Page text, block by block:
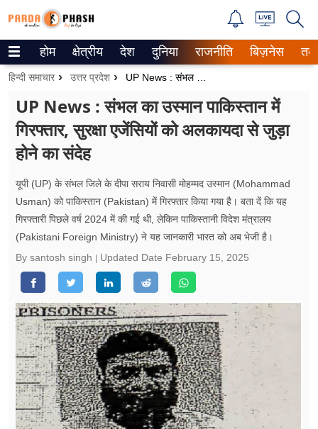
Trending on Google News
वेब स्टोरीज
उत्तर प्रदेश
गैलरी
वीडियो
रिलेशनशिप
जीवन मंत्रा
फूड
सेहत
ब्‍यूटी
जॉब्स
होम क्षेत्रीय देश दुनिया राजनीति बिज़नेस
हिन्दी समाचार उत्तर प्रदेश
UP News : संभल का उस्मान पाकिस्तान में
गिरफ्तार, सुरक्षा एजेंसियों को अलकायदा से जुड़ा
होने का संदेह
यूपी (UP) के संभल जिले के दीपा सराय निवासी मोहम्मद उस्मान (Mohammad
Usman) को पाकिस्तान (Pakistan) में गिरफ्तार किया गया है। बता दें कि यह
गिरफ्तारी पिछले वर्ष 2024 में की गई थी, लेकिन पाकिस्तानी विदेश मंत्रालय
(Pakistani Foreign Ministry) ने यह जानकारी भारत को अब भेजी है।
By santosh singh
Updated Date February 15, 2025